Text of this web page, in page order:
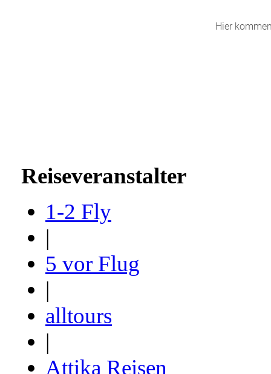
Reiseveranstalter
1-2 Fly
|
5 vor Flug
|
alltours
|
Attika Reisen